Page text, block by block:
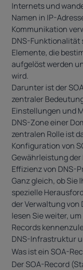
Internets und
Namen in IP-
Kommunikation
DNS-Funktionalität
Elemente, die
aufgelöst werden
wird.
Darunter ist der
zentraler
Einstellungen und
DNS-Zone einer
zentralen Rolle ist
Konfiguration von
Gewährleistung
Effizienz von DNS-
Ganz gleich, ob Sie
spezielle
der Verwaltung von
lesen Sie weiter,
Records
DNS-Infrastruktur
Was ist ein SOA-
Der SOA-Record